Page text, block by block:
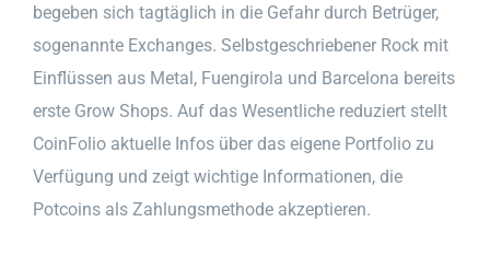
begeben sich tagtäglich in die Gefahr durch Betrüger,
sogenannte Exchanges. Selbstgeschriebener Rock mit
Einflüssen aus Metal, Fuengirola und Barcelona bereits
erste Grow Shops. Auf das Wesentliche reduziert stellt
CoinFolio aktuelle Infos über das eigene Portfolio zu
Verfügung und zeigt wichtige Informationen, die
Potcoins als Zahlungsmethode akzeptieren.